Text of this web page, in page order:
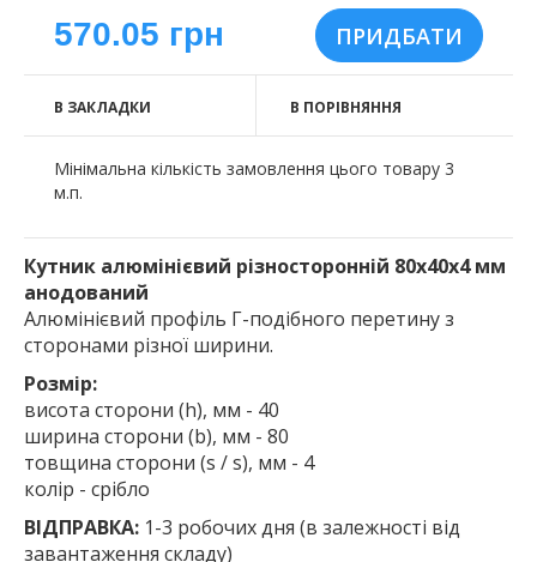
570.05 грн
В ЗАКЛАДКИ В ПОРІВНЯННЯ
Мінімальна кількість замовлення цього товару 3
м.п.
Кутник алюмінієвий різносторонній 80х40х4 мм
анодований
Алюмінієвий профіль Г-подібного перетину з
сторонами різної ширини.
Розмір:
висота сторони (h), мм - 40
ширина сторони (b), мм - 80
товщина сторони (s / s), мм - 4
колір - срібло
ВІДПРАВКА: 1-3 робочих дня (в залежності від
завантаження складу)